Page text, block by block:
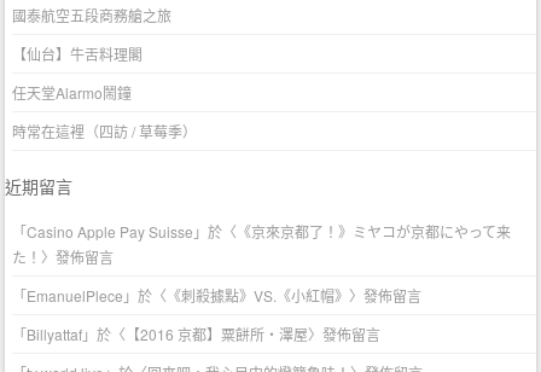
國泰航空五段商務艙之旅
【仙台】牛舌料理閣
任天堂Alarmo鬧鐘
時常在這裡（四訪 / 草莓季）
近期留言
「Casino Apple Pay Suisse 」於〈 《京來京都了！》ミヤコが京都にやって来
た！ 〉發佈留言
「EmanuelPlece 」於〈 《刺殺據點》VS.《小紅帽》 〉發佈留言
「Billyattaf」於〈 【2016 京都】粟餅所・澤屋〉發佈留言